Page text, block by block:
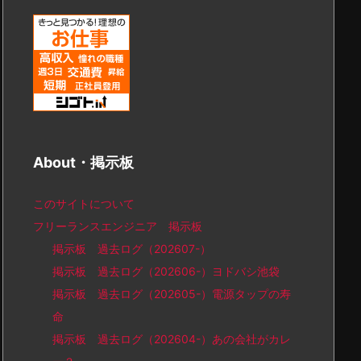
About・掲示板
このサイトについて
フリーランスエンジニア 掲示板
掲示板 過去ログ（202607-）
掲示板 過去ログ（202606-）ヨドバシ池袋
掲示板 過去ログ（202605-）電源タップの寿
命
掲示板 過去ログ（202604-）あの会社がカレ